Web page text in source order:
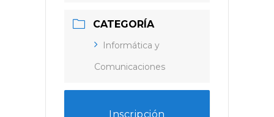
CATEGORÍA
Informática y
Comunicaciones
Inscripción